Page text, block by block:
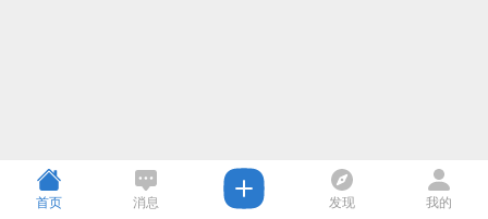
首页 消息 发现 我的